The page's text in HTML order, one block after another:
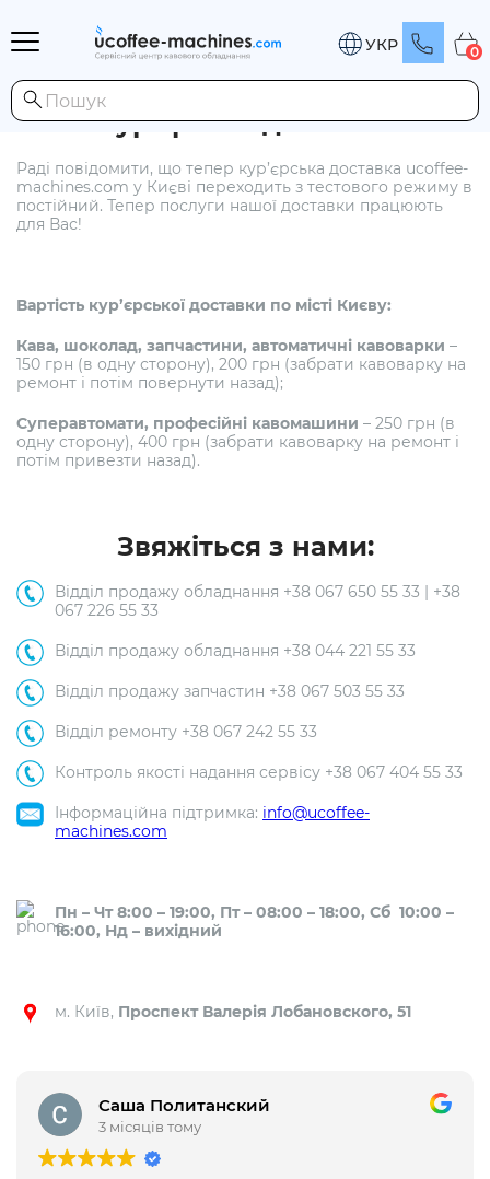
УКР 0
Кур’єрська доставка
Раді повідомити, що тепер кур’єрська доставка ucoffee-
machines.com у Києві переходить з тестового режиму в
постійний. Тепер послуги нашої доставки працюють
для Вас!
Вартість кур’єрської доставки по місті Києву:
Кава, шоколад, запчастини, автоматичні кавоварки –
150 грн (в одну сторону), 200 грн (забрати кавоварку на
ремонт і потім повернути назад);
Суперавтомати, професійні кавомашини – 250 грн (в
одну сторону), 400 грн (забрати кавоварку на ремонт і
потім привезти назад).
Звяжіться з нами:
Відділ продажу обладнання +38 067 650 55 33 | +38
067 226 55 33
Відділ продажу обладнання +38 044 221 55 33
Відділ продажу запчастин +38 067 503 55 33
Відділ ремонту +38 067 242 55 33
Контроль якості надання сервісу +38 067 404 55 33
Інформаційна підтримка: info@ucoffee-
machines.com
Пн – Чт 8:00 – 19:00, Пт – 08:00 – 18:00, Сб 10:00 –
16:00, Нд – вихідний
м. Київ, Проспект Валерія Лобановского, 51
Саша Политанский
3 місяців тому